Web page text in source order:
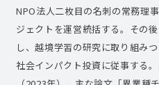
NPO法人二枚目の名刺の常務理
ジェクトを運営統括する。その
し、越境学習の研究に取り組み
社会インパクト投資に従事する